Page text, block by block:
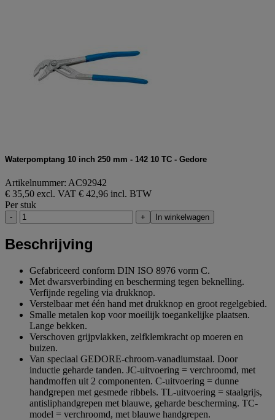
Waterpomptang 10 inch 250 mm - 142 10 TC - Gedore
Artikelnummer: AC92942
€ 35,50 excl. VAT € 42,96 incl. BTW
Per stuk
- + In winkelwagen
Beschrijving
Gefabriceerd conform DIN ISO 8976 vorm C.
Met dwarsverbinding en bescherming tegen beknelling.
Verfijnde regeling via drukknop.
Verstelbaar met één hand met drukknop en groot regelgebied.
Smalle metalen kop voor moeilijk toegankelijke plaatsen.
Lange bekken.
Verschoven grijpvlakken, zelfklemkracht op moeren en
buizen.
Van speciaal GEDORE-chroom-vanadiumstaal. Door
inductie geharde tanden. JC-uitvoering = verchroomd, met
handmoffen uit 2 componenten. C-uitvoering = dunne
handgrepen met gesmede ribbels. TL-uitvoering = staalgrijs,
antisliphandgrepen met blauwe, geharde bescherming. TC-
model = verchroomd, met blauwe handgrepen.